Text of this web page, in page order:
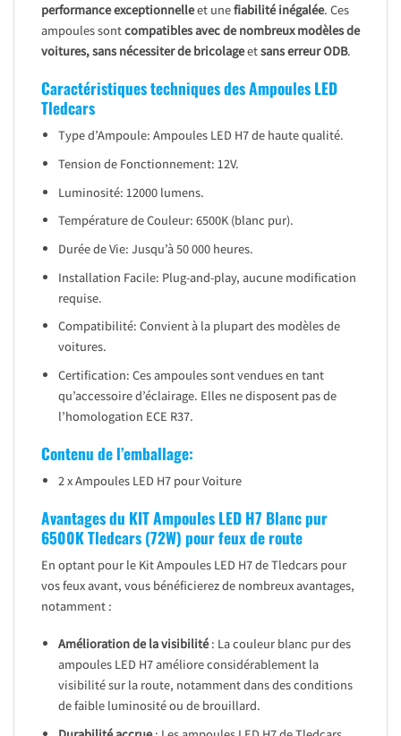
performance exceptionnelleet unefiabilité inégalée. Ces
ampoules sontcompatibles avec de nombreux modèles de
voitures, sans nécessiter de bricolageetsans erreur ODB.
Caractéristiques techniques des Ampoules LED
Tledcars
Type d’Ampoule: Ampoules LED H7 de haute qualité.
Tension de Fonctionnement: 12V.
Luminosité: 12000 lumens.
Température de Couleur: 6500K (blanc pur).
Durée de Vie: Jusqu’à 50 000 heures.
Installation Facile: Plug-and-play, aucune modification
requise.
Compatibilité: Convient à la plupart des modèles de
voitures.
Certification: Ces ampoules sont vendues en tant
qu’accessoire d’éclairage. Elles ne disposent pas de
l’homologation ECE R37.
Contenu de l’emballage:
2 x Ampoules LED H7 pour Voiture
Avantages du KIT Ampoules LED H7 Blanc pur
6500K Tledcars (72W) pour feux de route
En optant pour le Kit Ampoules LED H7 de Tledcars pour
vos feux avant, vous bénéficierez de nombreux avantages,
notamment :
Amélioration de la visibilité: La couleur blanc pur des
ampoules LED H7 améliore considérablement la
visibilité sur la route, notamment dans des conditions
de faible luminosité ou de brouillard.